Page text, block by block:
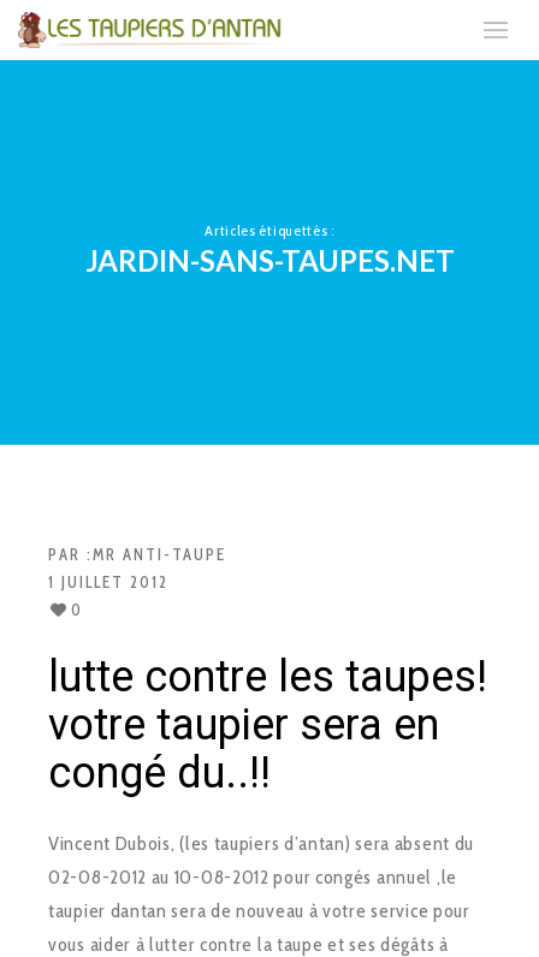
Articles étiquettés :
JARDIN-SANS-TAUPES.NET
PAR :MR ANTI-TAUPE
1 JUILLET 2012
0
lutte contre les taupes!
votre taupier sera en
congé du..!!
Vincent Dubois, (les taupiers d’antan) sera absent du
02-08-2012 au 10-08-2012 pour congés annuel ,le
taupier dantan sera de nouveau à votre service pour
vous aider à lutter contre la taupe et ses dégâts à